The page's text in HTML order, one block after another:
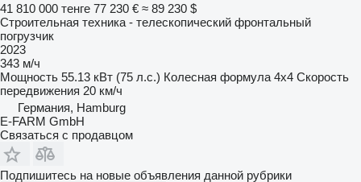
41 810 000 тенге 77 230 € ≈ 89 230 $
Строительная техника - телескопический фронтальный
погрузчик
2023
343 м/ч
Мощность 55.13 кВт (75 л.с.) Колесная формула 4x4 Скорость
передвижения 20 км/ч
Германия, Hamburg
E-FARM GmbH
Связаться с продавцом
Подпишитесь на новые объявления данной рубрики